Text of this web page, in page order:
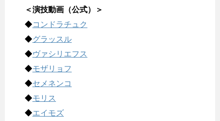
＜演技動画（公式）＞
◆コンドラチュク
◆グラッスル
◆ヴァシリエフス
◆モザリョフ
◆セメネンコ
◆モリス
◆エイモズ